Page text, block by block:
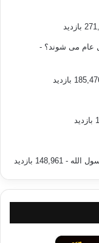
عام می شوند؟ -
الله - 148,961 بازدید